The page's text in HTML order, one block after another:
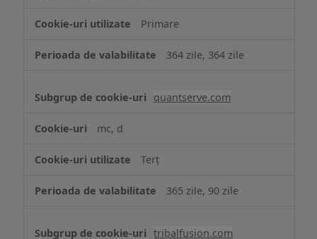
Primare
364 zile, 364 zile
quantserve.com
mc, d
Terț
365 zile, 90 zile
tribalfusion.com